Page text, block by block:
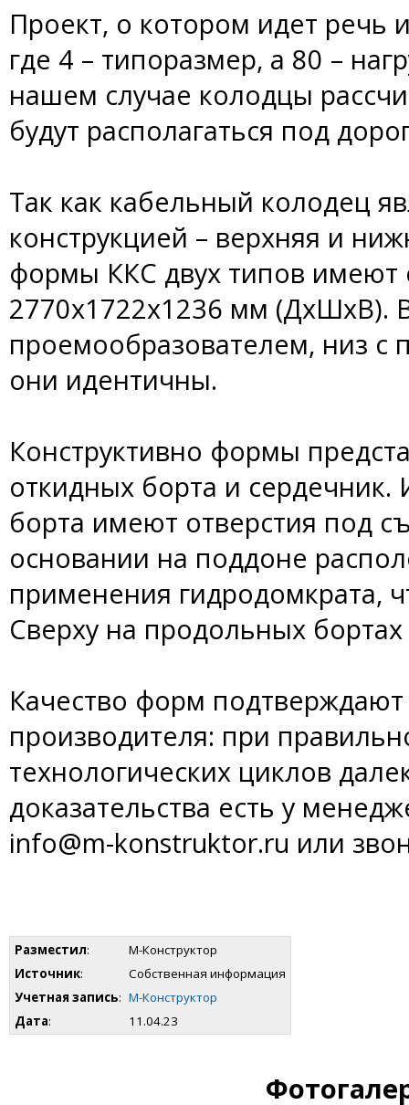
Проект, о котором идет речь
где 4 – типоразмер, а 80 –
нашем случае колодцы
будут располагаться под
Так как кабельный колодец
конструкцией – верхняя и
формы ККС двух типов имеют
2770х1722х1236 мм (ДхШхВ).
проемообразователем, низ с
они идентичны.
Конструктивно формы
откидных борта и
борта имеют отверстия под
основании на поддоне
применения гидродомкрата,
Сверху на продольных
Качество форм
производителя: при
технологических циклов
доказательства есть у
info@m-konstruktor.ru или
Разместил:
М-Конструктор
Источник:
Собственная информация
Учетная запись: М-Конструктор
Дата: 11.04.23